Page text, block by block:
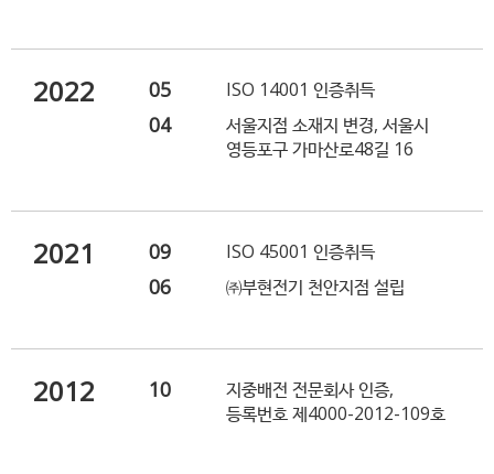
2022 05 ISO 14001 인증취득
04
서울지점 소재지 변경, 서울시
영등포구 가마산로48길 16
2021 09 ISO 45001 인증취득
06 ㈜부현전기 천안지점 설립
2012 10
지중배전 전문회사 인증,
등록번호 제4000-2012-109호